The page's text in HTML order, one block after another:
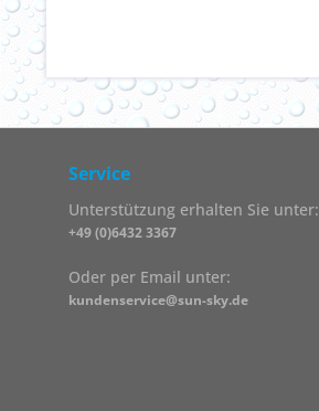
Service
Unterstützung erhalten Sie unter:
+49 (0)6432 3367
Oder per Email unter:
kundenservice@sun-sky.de